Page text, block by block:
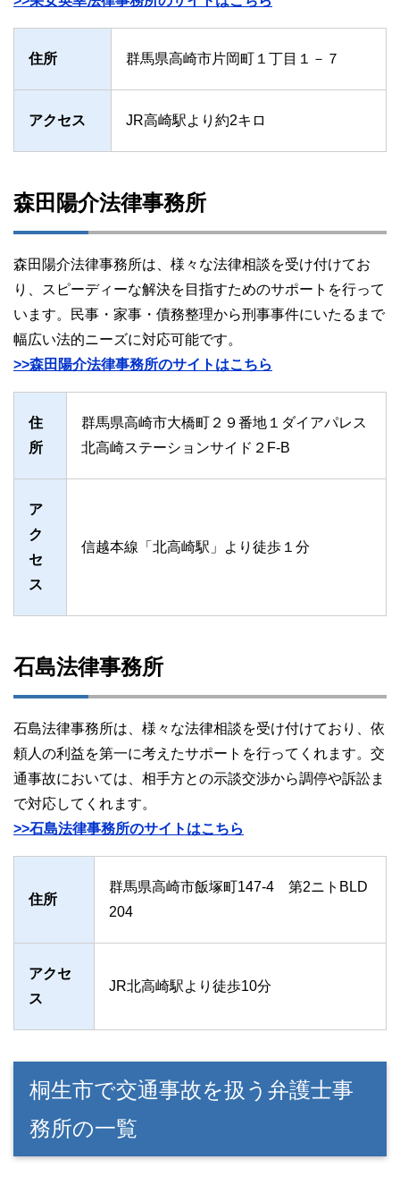
住所 群馬県高崎市片岡町１丁目１－７
アクセス JR高崎駅より約2キロ
森田陽介法律事務所
森田陽介法律事務所は、様々な法律相談を受け付けてお
り、スピーディーな解決を目指すためのサポートを行って
います。民事・家事・債務整理から刑事事件にいたるまで
幅広い法的ニーズに対応可能です。
>>森田陽介法律事務所のサイトはこちら
住
所
群馬県高崎市大橋町２９番地１ダイアパレス
北高崎ステーションサイド２F-B
ア
ク
セ
ス
信越本線「北高崎駅」より徒歩１分
石島法律事務所
石島法律事務所は、様々な法律相談を受け付けており、依
頼人の利益を第一に考えたサポートを行ってくれます。交
通事故においては、相手方との示談交渉から調停や訴訟ま
で対応してくれます。
>>石島法律事務所のサイトはこちら
住所
群馬県高崎市飯塚町147-4 第2ニトBLD
204
アクセ
ス
JR北高崎駅より徒歩10分
桐生市で交通事故を扱う弁護士事
務所の一覧